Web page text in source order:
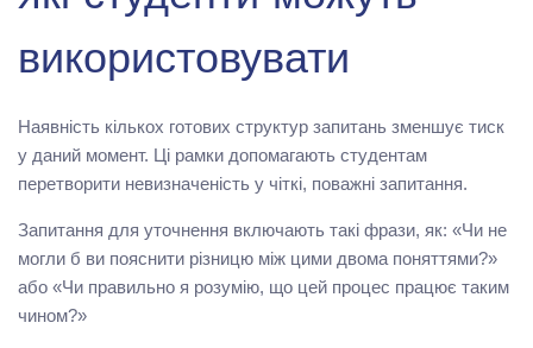
використовувати
Наявність кількох готових структур запитань зменшує тиск
у даний момент. Ці рамки допомагають студентам
перетворити невизначеність у чіткі, поважні запитання.
Запитання для уточнення включають такі фрази, як: «Чи не
могли б ви пояснити різницю між цими двома поняттями?»
або «Чи правильно я розумію, що цей процес працює таким
чином?»